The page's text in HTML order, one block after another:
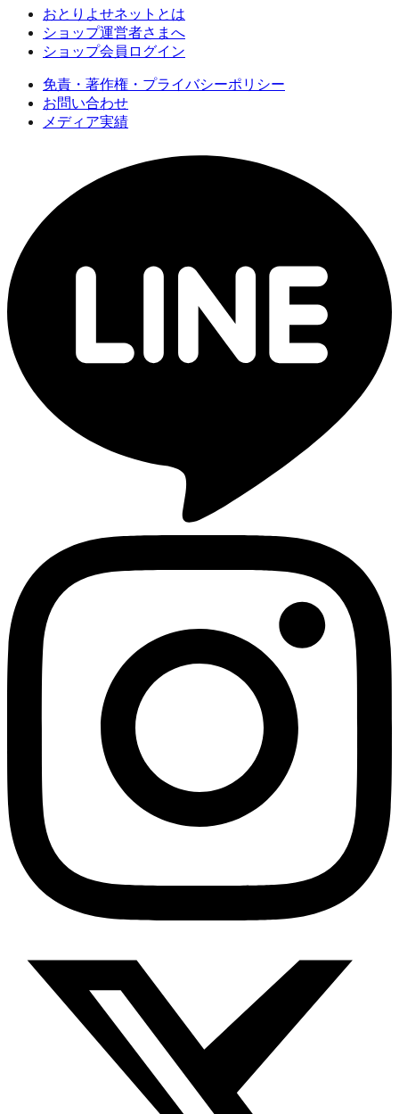
おとりよせネットとは
ショップ運営者さまへ
ショップ会員ログイン
免責・著作権・プライバシーポリシー
お問い合わせ
メディア実績